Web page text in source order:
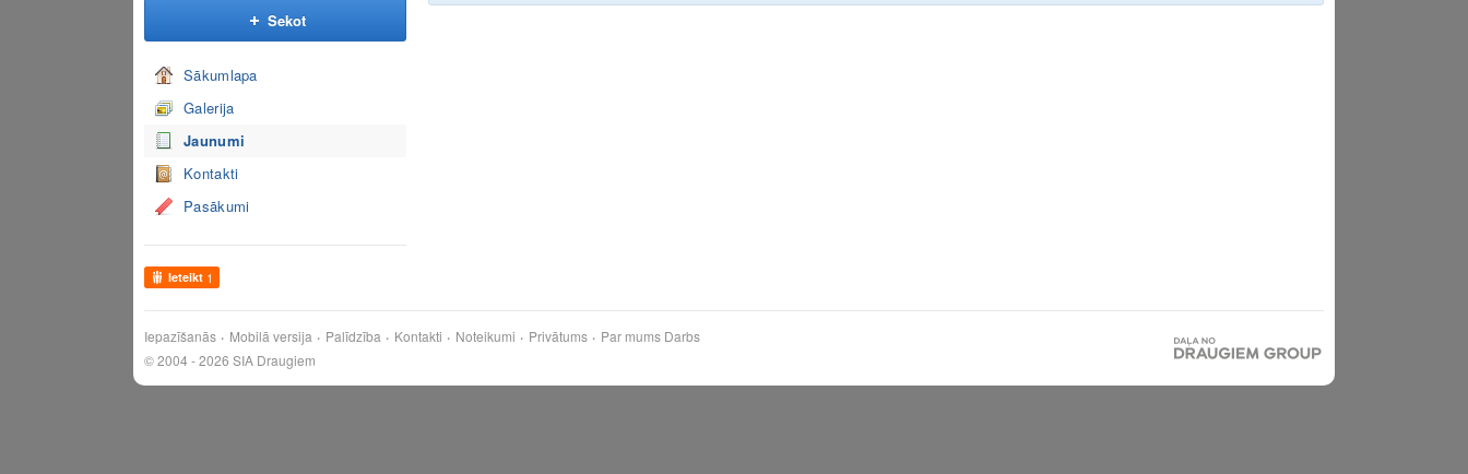
Sekot
Sākumlapa
Galerija
Jaunumi
Kontakti
Pasākumi
Ieteikt 1
Iepazīšanās Mobilā versija Palīdzība Kontakti Noteikumi Privātums Par mums Darbs
© 2004 - 2026 SIA Draugiem